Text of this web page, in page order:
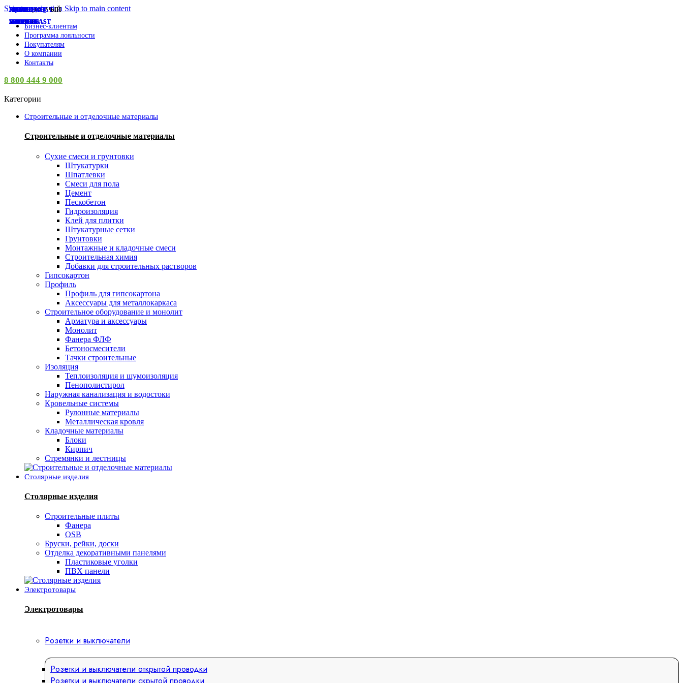
Skip to navigation Skip to main content
Бизнес-клиентам
Программа лояльности
Покупателям
О компании
Контакты
8 800 444 9 000
Категории
Строительные и отделочные материалы
Строительные и отделочные материалы
Сухие смеси и грунтовки
Штукатурки
Шпатлевки
Смеси для пола
Цемент
Пескобетон
Гидроизоляция
Клей для плитки
Штукатурные сетки
Грунтовки
Монтажные и кладочные смеси
Строительная химия
Добавки для строительных растворов
Гипсокартон
Профиль
Профиль для гипсокартона
Аксессуары для металлокаркаса
Строительное оборудование и монолит
Арматура и аксессуары
Монолит
Фанера ФЛФ
Бетоносмесители
Тачки строительные
Изоляция
Теплоизоляция и шумоизоляция
Пенополистирол
Наружная канализация и водостоки
Кровельные системы
Рулонные материалы
Металлическая кровля
Кладочные материалы
Блоки
Кирпич
Стремянки и лестницы
Столярные изделия
Столярные изделия
Строительные плиты
Фанера
OSB
Бруски, рейки, доски
Отделка декоративными панелями
Пластиковые уголки
ПВХ панели
Электротовары
Электротовары
Розетки и выключатели
Розетки и выключатели открытой проводки
Розетки и выключатели скрытой проводки
РАСПРОДАННЫЙ
МАСТЕР
СУПЕР-ЦЕНА
LADECOR
СУПЕР-ЦЕНА
INGREEN
СУПЕР-ЦЕНА
INGREEN
СУПЕР-ЦЕНА
INGREEN
СУПЕР-ЦЕНА
INGREEN
СУПЕР-ЦЕНА
VETTA
СУПЕР-ЦЕНА
ЛУГА
СУПЕР-ЦЕНА
SPARK PLAST
СУПЕР-ЦЕНА
SPARK PLAST
СУПЕР-ЦЕНА
SPARK PLAST
СУПЕР-ЦЕНА
AZARIO
СУПЕР-ЦЕНА
НАКРЕПКО
ISVET
ISVET
ISVET
ISVET
ISVET
ISVET
ISVET
PROCONNECT
АНИ ПЛАСТ
КУРС
EKF